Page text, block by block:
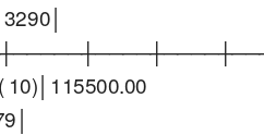
10)│115500.00